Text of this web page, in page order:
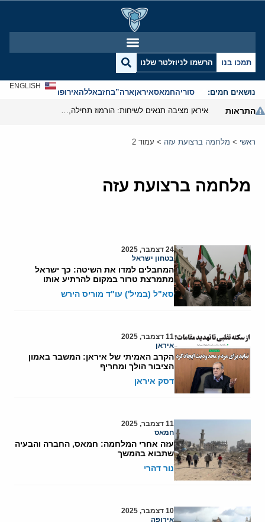
תמכו בנו הרשמו לניוזלטר שלנו
נושאים חמים: סוריהחמאסאיראןארה”בחזבאללהאירופהאנטישמיות
ENGLISH
התראות
ראשי > מלחמה ברצועת עזה > עמוד 2
מלחמה ברצועת עזה
24 דצמבר, 2025
בטחון ישראל
המחבלים למדו את השיטה: כך ישראל
מתמרצת טרור במקום להרתיע אותו
סא"ל (במיל') עו"ד מוריס הירש
11 דצמבר, 2025
איראן
הקרב האמיתי של איראן: המשבר באמון
הציבור הולך ומחריף
דסק איראן
11 דצמבר, 2025
חמאס
עזה אחרי המלחמה: חמאס, החברה והבעיה
שתבוא בהמשך
נור דהרי
10 דצמבר, 2025
אירופה